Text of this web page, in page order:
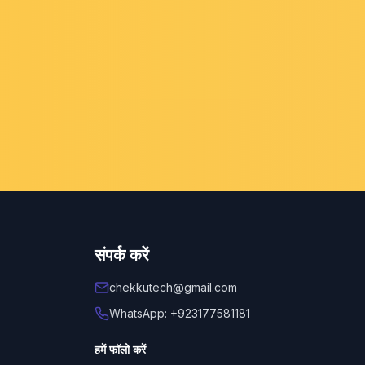
संपर्क करें
chekkutech@gmail.com
WhatsApp: +923177581181
हमें फॉलो करें